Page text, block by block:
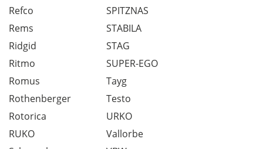
Refco
Rems
Ridgid
Ritmo
Romus
Rothenberger
Rotorica
RUKO
SPITZNAS
STABILA
STAG
SUPER-EGO
Tayg
Testo
URKO
Vallorbe